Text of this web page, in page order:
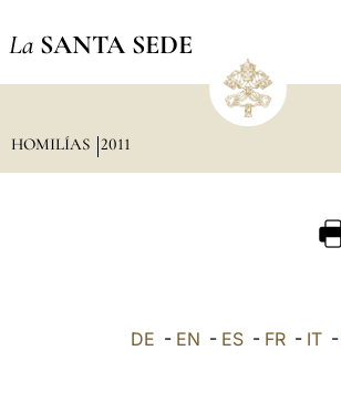
La SANTA SEDE
HOMILÍAS 2011
DE - EN - ES - FR - IT -